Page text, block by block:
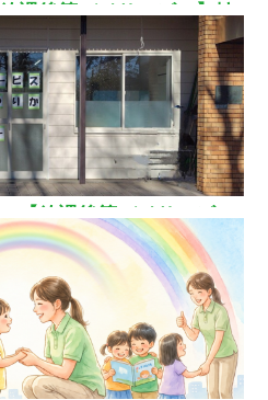
課後等デイサービス】埼
【放課後等デイサービ